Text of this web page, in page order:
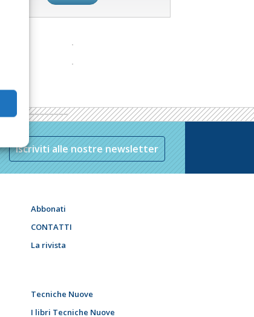
Iscriviti alle nostre newsletter
Abbonati
CONTATTI
La rivista
Tecniche Nuove
I libri Tecniche Nuove